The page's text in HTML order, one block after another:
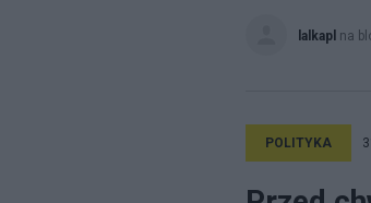
lalkapl na
POLITYKA